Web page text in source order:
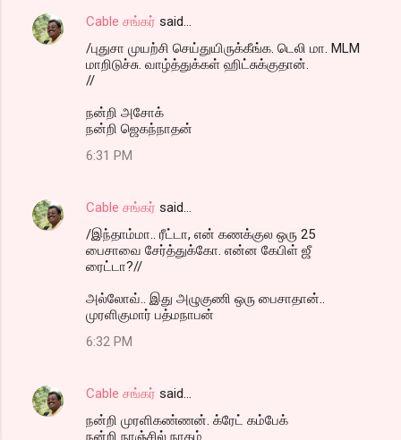
Cable சங்கர் said…
/புதுசா முயற்சி செய்துயிருக்கீங்க. டெலி மா. MLM
மாறிடுச்சு. வாழ்த்துக்கள் ஹிட்சுக்குதான்.
//
நன்றி அசோக்
நன்றி ஜெகந்நாதன்
6:31 PM
Cable சங்கர் said…
/இந்தாம்மா.. ரீட்டா, என் கணக்குல ஒரு 25
பைசாவை சேர்த்துக்கோ. என்ன கேபிள் ஜீ
ரைட்டா?//
அல்லோவ்.. இது அழுகுணி ஒரு பைசாதான்..
முரளிகுமார் பத்மநாபன்
6:32 PM
Cable சங்கர் said…
நன்றி முரளிகண்ணன். க்ரேட் கம்பேக்
நன்றி நாஞ்சில் நாதம்